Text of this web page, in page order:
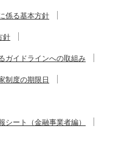
係る基本方針
針
ガイドラインへの取組み
制度の期限日
シート（金融事業者編）